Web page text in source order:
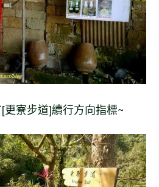
[更寮步道]續行方向指標~